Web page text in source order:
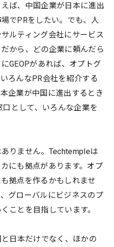
ば、中国企業が日本に進出
でPRをしたい。でも、人
ルティング会社にサービス
から、どの企業に頼んだら
GEOPがあれば、オプトグ
ろんなPR会社を紹介する
企業が中国に進出するとき
として、いろんな企業を
りません。Techtempleは
にも拠点があります。オプ
拠点を作るかもしれませ
グローバルにビジネスのプ
ことを目指しています。
と日本だけでなく、ほかの